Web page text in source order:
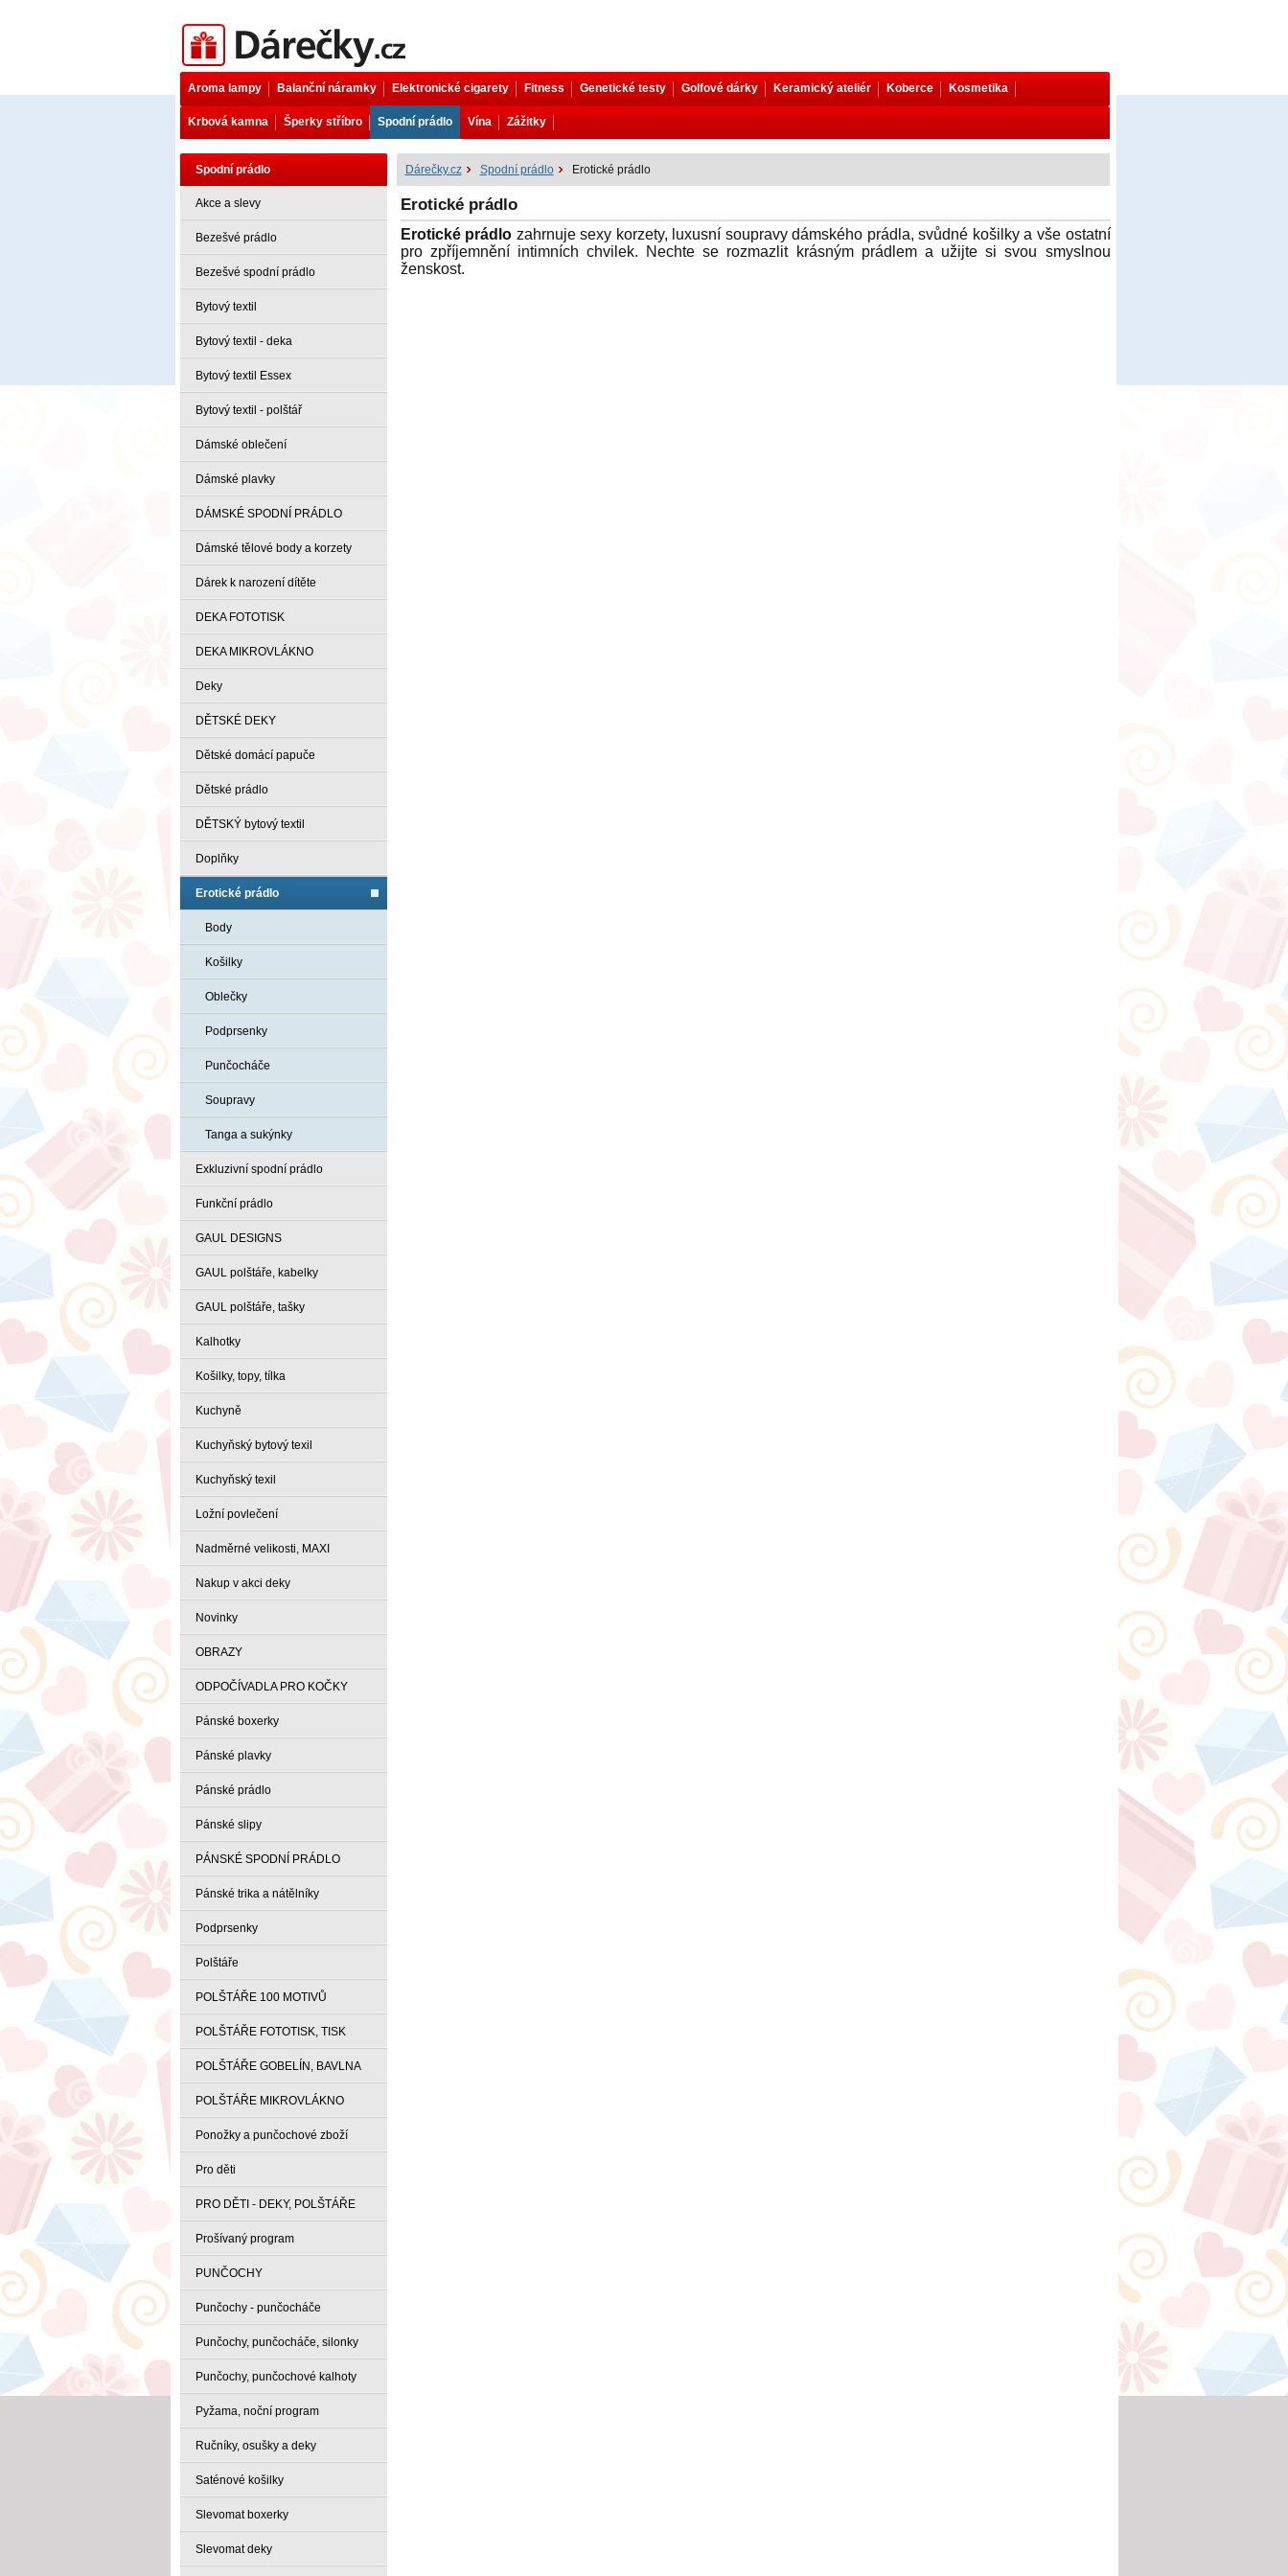
Dárečky.cz
Aroma lampy Balanční náramky Elektronické cigarety Fitness Genetické testy Golfové dárky Keramický ateliér Koberce Kosmetika
Krbová kamna Šperky stříbro Spodní prádlo Vína Zážitky
Spodní prádlo
Akce a slevy
Bezešvé prádlo
Bezešvé spodní prádlo
Bytový textil
Bytový textil - deka
Bytový textil Essex
Bytový textil - polštář
Dámské oblečení
Dámské plavky
DÁMSKÉ SPODNÍ PRÁDLO
Dámské tělové body a korzety
Dárek k narození dítěte
DEKA FOTOTISK
DEKA MIKROVLÁKNO
Deky
DĚTSKÉ DEKY
Dětské domácí papuče
Dětské prádlo
DĚTSKÝ bytový textil
Doplňky
Erotické prádlo
Body
Košilky
Oblečky
Podprsenky
Punčocháče
Soupravy
Tanga a sukýnky
Exkluzivní spodní prádlo
Funkční prádlo
GAUL DESIGNS
GAUL polštáře, kabelky
GAUL polštáře, tašky
Kalhotky
Košilky, topy, tílka
Kuchyně
Kuchyňský bytový texil
Kuchyňský texil
Ložní povlečení
Nadměrné velikosti, MAXI
Nakup v akci deky
Novinky
OBRAZY
ODPOČÍVADLA PRO KOČKY
Pánské boxerky
Pánské plavky
Pánské prádlo
Pánské slipy
PÁNSKÉ SPODNÍ PRÁDLO
Pánské trika a nátělníky
Podprsenky
Polštáře
POLŠTÁŘE 100 MOTIVŮ
POLŠTÁŘE FOTOTISK, TISK
POLŠTÁŘE GOBELÍN, BAVLNA
POLŠTÁŘE MIKROVLÁKNO
Ponožky a punčochové zboží
Pro děti
PRO DĚTI - DEKY, POLŠTÁŘE
Prošívaný program
PUNČOCHY
Punčochy - punčocháče
Punčochy, punčocháče, silonky
Punčochy, punčochové kalhoty
Pyžama, noční program
Ručníky, osušky a deky
Saténové košilky
Slevomat boxerky
Slevomat deky
Dárečky.cz Spodní prádlo Erotické prádlo
Erotické prádlo
Erotické prádlo zahrnuje sexy korzety, luxusní soupravy dámského prádla, svůdné košilky a vše ostatní
pro zpříjemnění intimních chvilek. Nechte se rozmazlit krásným prádlem a užijte si svou smyslnou
ženskost.